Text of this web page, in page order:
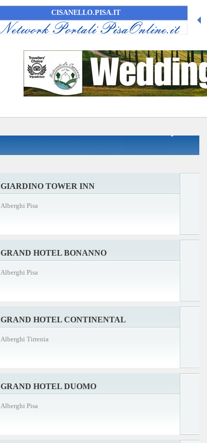
CISANELLO.PISA.IT
GIARDINO TOWER INN
Alberghi Pisa
GRAND HOTEL BONANNO
Alberghi Pisa
GRAND HOTEL CONTINENTAL
Alberghi Tirrenia
GRAND HOTEL DUOMO
Alberghi Pisa